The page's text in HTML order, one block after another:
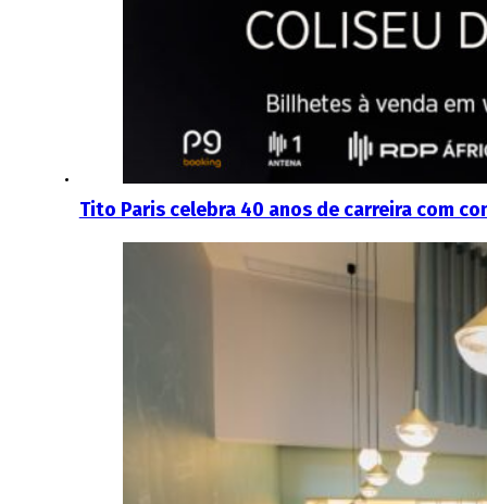
Tito Paris celebra 40 anos de carreira com